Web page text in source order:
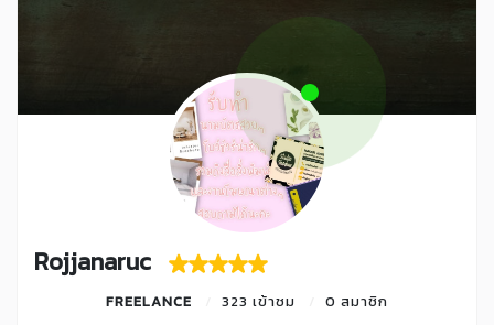
Rojjanaruc
FREELANCE 323 เข้าชม 0 สมาชิก